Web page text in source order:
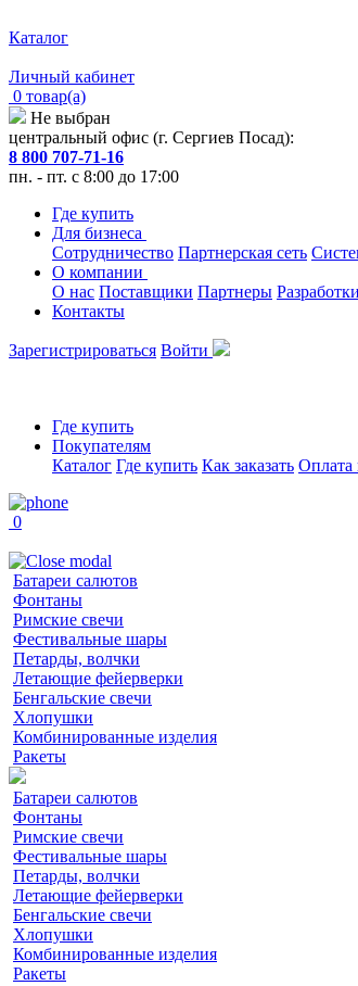
Каталог
Личный кабинет
0 товар(а)
Не выбран
центральный офис (г. Сергиев Посад):
8 800 707-71-16
пн. - пт. с 8:00 до 17:00
Где купить
Для бизнеса
Сотрудничество Партнерская сеть
О компании
О нас Поставщики Партнеры Разработки
Контакты
Зарегистрироваться Войти
Где купить
Покупателям
Каталог Где купить Как заказать Оплата
0
Батареи салютов
Фонтаны
Римские свечи
Фестивальные шары
Петарды, волчки
Летающие фейерверки
Бенгальские свечи
Хлопушки
Комбинированные изделия
Ракеты
Батареи салютов
Фонтаны
Римские свечи
Фестивальные шары
Петарды, волчки
Летающие фейерверки
Бенгальские свечи
Хлопушки
Комбинированные изделия
Ракеты